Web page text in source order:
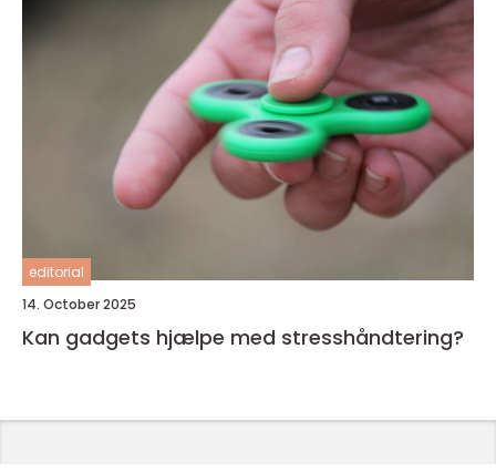
editorial
14. October 2025
Kan gadgets hjælpe med stresshåndtering?